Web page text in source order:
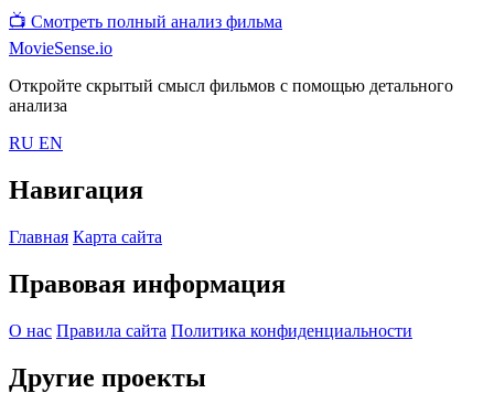
📺 Смотреть полный анализ фильма
MovieSense.io
Откройте скрытый смысл фильмов с помощью детального
анализа
RU EN
Навигация
Главная Карта сайта
Правовая информация
О нас Правила сайта Политика конфиденциальности
Другие проекты